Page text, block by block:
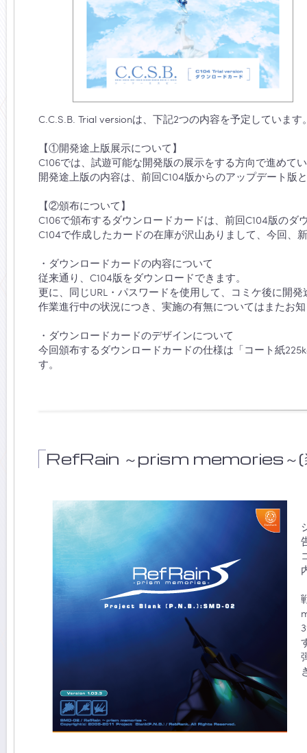
C.C.S.B. Trial versionは、下記2つの内容を予定しています
【①開発途上版展示について】
C106では、試遊可能な開発版の展示をする方向で進めて
開発途上版の内容は、前回C104版からのアップデート版
【②頒布について】
C106で頒布するダウンロードカードは、前回C104版の
C104で作成したカードの在庫が沢山ありまして、今回、
・ダウンロードカードの内容について
従来通り、C104版をダウンロードできます。
更に、同じURL・パスワードを使用して、コミケ後に開
作業進行中の状況につき、実施の有無についてはまたお
・ダウンロードカードのデザインについて
今回頒布するダウンロードカードの仕様は「コート紙
す。
RefRain ～prism memories～(